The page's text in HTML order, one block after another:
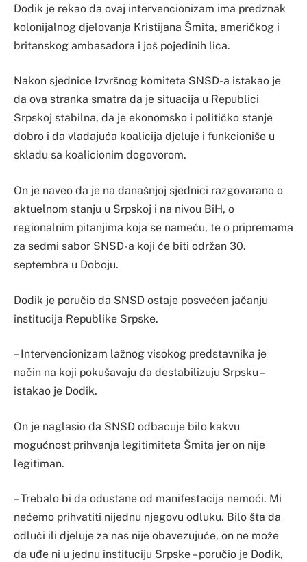
Dodik je rekao da ovaj intervencionizam ima predznak
kolonijalnog djelovanja Kristijana Šmita, američkog i
britanskog ambasadora i još pojedinih lica.
Nakon sjednice Izvršnog komiteta SNSD-a istakao je
da ova stranka smatra da je situacija u Republici
Srpskoj stabilna, da je ekonomsko i političko stanje
dobro i da vladajuća koalicija djeluje i funkcioniše u
skladu sa koalicionim dogovorom.
On je naveo da je na današnjoj sjednici razgovarano o
aktuelnom stanju u Srpskoj i na nivou BiH, o
regionalnim pitanjima koja se nameću, te o pripremama
za sedmi sabor SNSD-a koji će biti održan 30.
septembra u Doboju.
Dodik je poručio da SNSD ostaje posvećen jačanju
institucija Republike Srpske.
– Intervencionizam lažnog visokog predstavnika je
način na koji pokušavaju da destabilizuju Srpsku –
istakao je Dodik.
On je naglasio da SNSD odbacuje bilo kakvu
mogućnost prihvanja legitimiteta Šmita jer on nije
legitiman.
– Trebalo bi da odustane od manifestacija nemoći. Mi
nećemo prihvatiti nijednu njegovu odluku. Bilo šta da
odluči ili djeluje za nas nije obavezujuće, on ne može
da uđe ni u jednu instituciju Srpske – poručio je Dodik,